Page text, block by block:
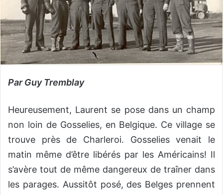
Par Guy Tremblay
Heureusement, Laurent se pose dans un champ
non loin de Gosselies, en Belgique. Ce village se
trouve près de Charleroi. Gosselies venait le
matin même d’être libérés par les Américains! Il
s’avère tout de même dangereux de traîner dans
les parages. Aussitôt posé, des Belges prennent